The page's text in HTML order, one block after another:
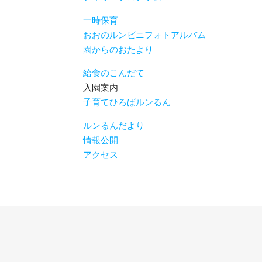
一時保育
おおのルンビニフォトアルバム
園からのおたより
給食のこんだて
入園案内
子育てひろばルンるん
ルンるんだより
情報公開
アクセス